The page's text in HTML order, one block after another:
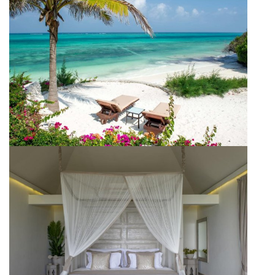
Viaggi in Messico
Viaggi in Nicaragua
Europa
Viaggi in Isole Azzorre Portogallo
Viaggi in Islanda
Viaggi in Norvegia Lapponia e nord
Europa
Medio Oriente
Viaggi in Arabia Saudita